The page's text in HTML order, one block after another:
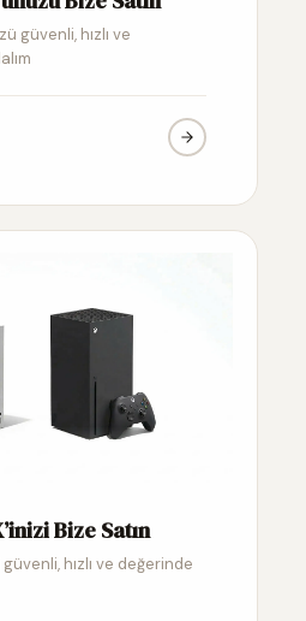
güvenli, hızlı ve
Bize Satın
hızlı ve değerinde